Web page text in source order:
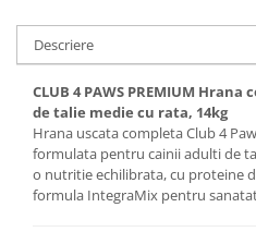
Descriere
CLUB 4 PAWS PREMIUM
de talie medie cu rata, 14kg
Hrana uscata completa Club 4
formulata pentru cainii adulti de
o nutritie echilibrata, cu proteine
formula IntegraMix pentru